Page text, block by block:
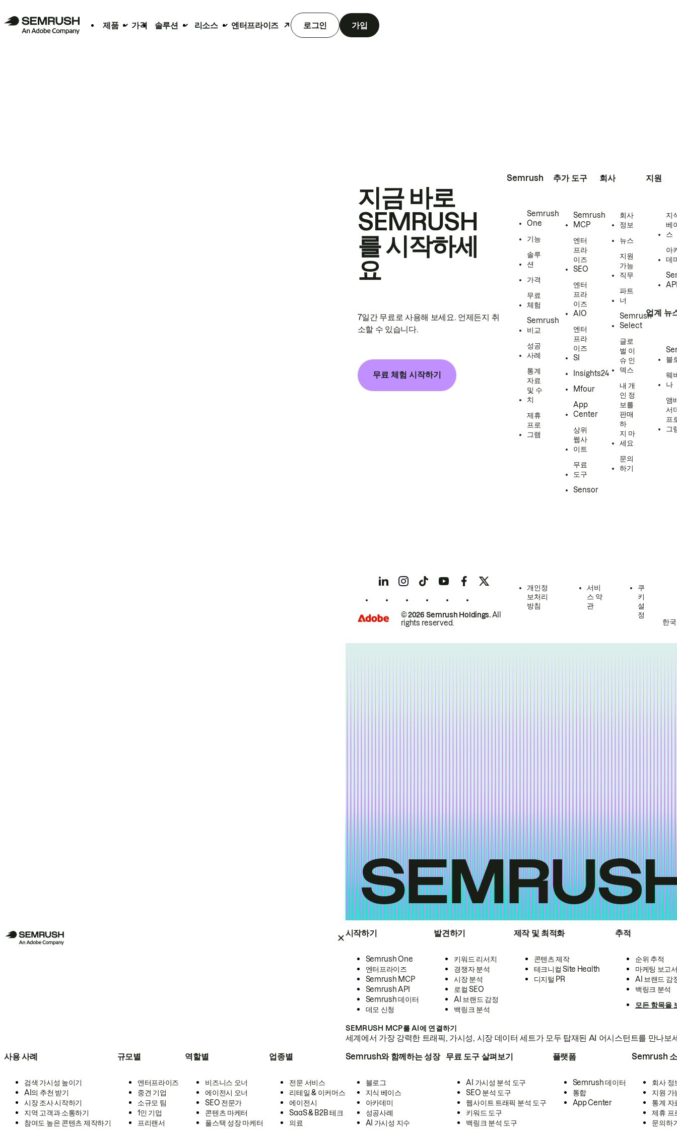
제품 가격 솔루션 리소스 엔터프라이즈 로그인 가입
시작하기
Semrush One
엔터프라이즈
Semrush MCP
Semrush API
Semrush 데이터
데모 신청
발견하기
키워드 리서치
경쟁자 분석
시장 분석
로컬 SEO
AI 브랜드 감정
백링크 분석
제작 및 최적화
콘텐츠 제작
테크니컬 Site Health
디지털 PR
추적
순위 추적
마케팅 보고
AI 브랜드 감
백링크 분석
모든 항목을
SEMRUSH MCP를 AI에 연결하기
세계에서 가장 강력한 트래픽, 가시성, 시장 데이터 세트가 모두 탑재된 AI 어시스턴트를 만나보
사용 사례
검색 가시성 높이기
AI의 추천 받기
시장 조사 시작하기
지역 고객과 소통하기
참여도 높은 콘텐츠 제작하기
규모별
엔터프라이즈
중견 기업
소규모 팀
1인 기업
프리랜서
역할별
비즈니스 오너
에이전시 오너
SEO 전문가
콘텐츠 마케터
풀스택 성장 마케터
업종별
전문 서비스
리테일 & 이커머스
에이전시
SaaS & B2B 테크
의료
Semrush와 함께하는 성장
블로그
지식 베이스
아카데미
성공사례
AI 가시성 지수
무료 도구 살펴보기
AI 가시성 분석 도구
SEO 분석 도구
웹사이트 트래픽 분석 도구
키워드 도구
백링크 분석 도구
플랫폼
Semrush 데이터
통합
App Center
Semrush
회사 정
지원 가
통계 자
제휴 프
문의하
지금 바로
SEMRUSH
를 시작하세
요
7일간 무료로 사용해 보세요. 언제든지 취
소할 수 있습니다.
무료 체험 시작하기
Semrush
Semrush
One
기능
솔루
션
가격
무료
체험
Semrush
비교
성공
사례
통계
자료
및 수
치
제휴
프로
그램
추가 도구
Semrush
MCP
엔터
프라
이즈
SEO
엔터
프라
이즈
AIO
엔터
프라
이즈
SI
Insights24
Mfour
App
Center
상위
웹사
이트
무료
도구
Sensor
회사
회사
정보
뉴스
지원
가능
직무
파트
너
Semrush
Select
글로
벌 이
슈 인
덱스
내 개
인 정
보를
판매
하
지 마
세요
문의
하기
지원
지
베
스
아
데
업계 뉴
블
웨
나
앰
서
프
그
© 2026 Semrush Holdings.All
rights reserved.
개인정
보처리
방침
서비
스 약
관
쿠
키
설
정
한